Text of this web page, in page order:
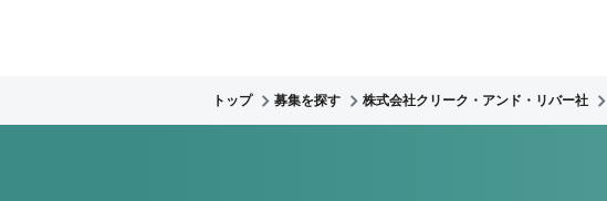
トップ 募集を探す 株式会社クリーク・アンド・リバー社